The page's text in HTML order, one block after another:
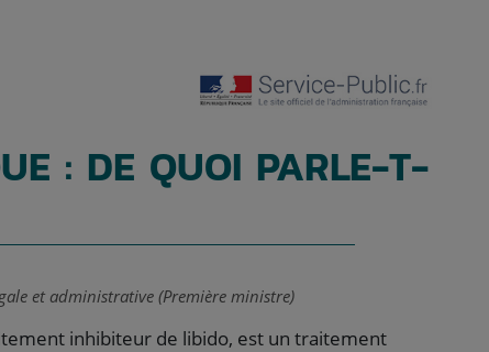
: DE QUOI PARLE-T-
et administrative (Première ministre)
inhibiteur de libido, est un traitement